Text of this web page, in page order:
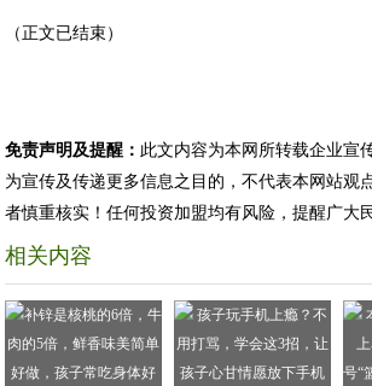
（正文已结束）
免责声明及提醒： 此文内容为本网所转载企业宣
为宣传及传递更多信息之目的，不代表本网站观
者慎重核实！任何投资加盟均有风险，提醒广大
相关内容